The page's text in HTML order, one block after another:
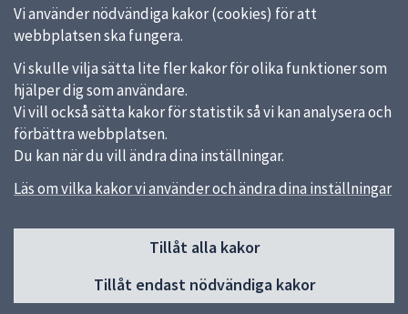
Vi använder nödvändiga kakor (cookies) för att
webbplatsen ska fungera.
Vi skulle vilja sätta lite fler kakor för olika funktioner som
hjälper dig som användare.
Vi vill också sätta kakor för statistik så vi kan analysera och
förbättra webbplatsen.
Du kan när du vill ändra dina inställningar.
Läs om vilka kakor vi använder och ändra dina inställningar
Tillåt alla kakor
Tillåt endast nödvändiga kakor
Sidfot
Om Pedagog Uppsala